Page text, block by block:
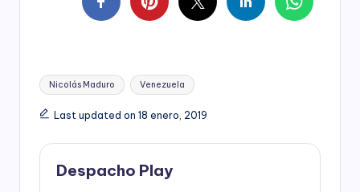
Tags:
Nicolás Maduro Venezuela
Last updated on 18 enero, 2019
Despacho Play